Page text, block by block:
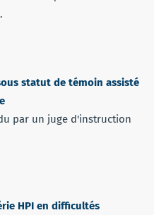
statut de témoin assisté
par un juge d'instruction
HPI en difficultés